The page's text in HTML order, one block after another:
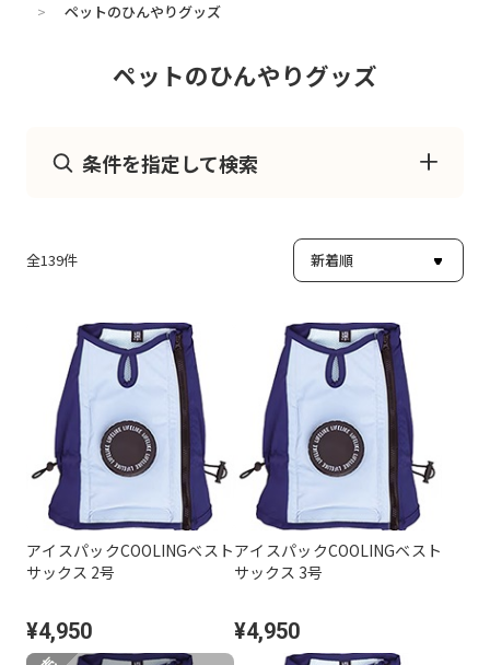
> ペットのひんやりグッズ
ペットのひんやりグッズ
条件を指定して検索
全139件
アイスパックCOOLINGベスト
サックス 2号
¥4,950
アイスパックCOOLINGベスト
サックス 3号
¥4,950